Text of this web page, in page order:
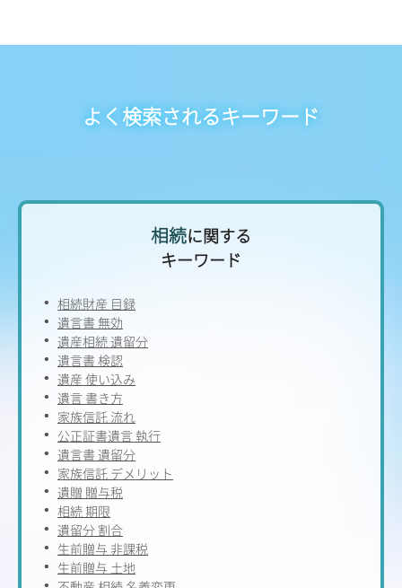
よく検索されるキーワード
相続に関する
キーワード
相続財産 目録
遺言書 無効
遺産相続 遺留分
遺言書 検認
遺産 使い込み
遺言 書き方
家族信託 流れ
公正証書遺言 執行
遺言書 遺留分
家族信託 デメリット
遺贈 贈与税
相続 期限
遺留分 割合
生前贈与 非課税
生前贈与 土地